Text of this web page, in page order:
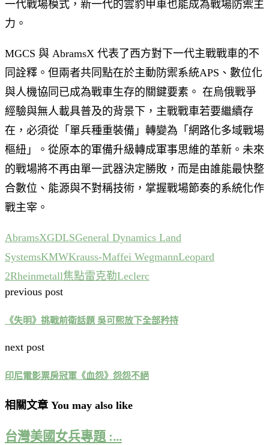
一代戰場模式，新一代的雲豹甲車也能成為戰場防禦主
力。
MGCS 與 AbramsX 代表了西方對下一代主戰戰車的不
同詮釋。但兩者共同點在於主動防禦系統APS、數位化
與人機協同已成為戰車生存的關鍵要素。 在烏俄戰爭
經驗與無人載具普及的背景下，主戰戰車若要繼續存
在，必須從「單兵種重裝備」轉變為「網路化多域戰場
樞紐」。從原本的軍備升級轉成軍事思維的革新。未來
的戰場將不再由單一武器決定勝敗，而是由誰能最快整
合數位、能源與不對稱技術，掌握戰場節奏的系統化作
戰主宰。
AbramsXGDLSGeneral Dynamics Land
SystemsKMWKrauss-Maffei WegmannLeopard
2Rheinmetall焦點雷克勒Leclerc
previous post
《失明》挑戰前衛話題 吳可熙放下全部矜持
next post
印尼電影票房冠軍《血怨》怨怨不絕
相關文章 You may also like
台灣美國女兵專題 :...